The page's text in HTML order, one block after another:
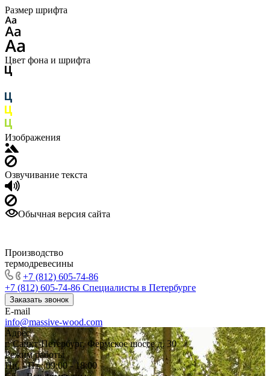
Размер шрифта
Цвет фона и шрифта
Изображения
Озвучивание текста
Обычная версия сайта
Производство
термодревесины
+7 (812) 605-74-86
+7 (812) 605-74-86 Специалисты в Петербурге
Заказать звонок
E-mail
info@massive-wood.com
Адрес
г. Санкт-Петербург, Фермское шоссе д. 30
Режим работы
Пн. - Пт.: 09:00 - 18:00